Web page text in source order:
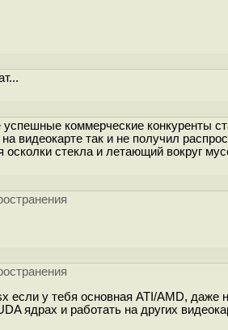
коммерческие конкуренты
видеокарте так и не получил
стекла и летающий вокруг
если у тебя основная ATI/AMD, даже
ядрах и работать на других